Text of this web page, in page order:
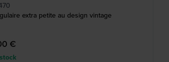
extra petite au design vintage
€